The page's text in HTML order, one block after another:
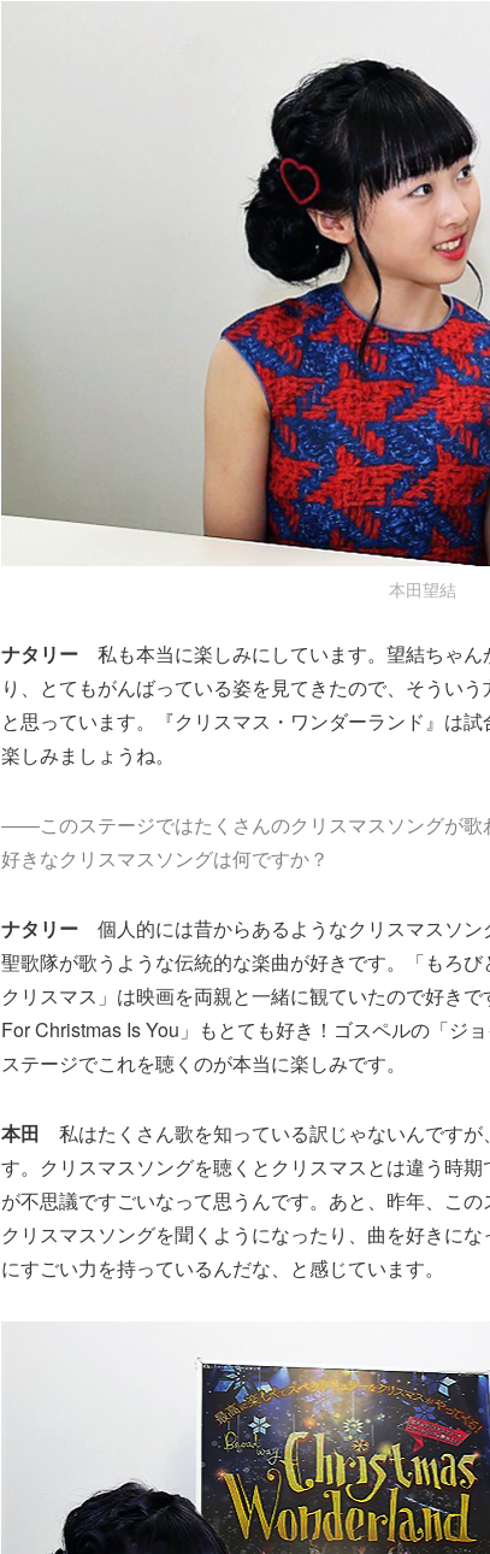
本田望結
ナタリー 私も本当に楽しみにしています。望結ちゃ
り、とてもがんばっている姿を見てきたので、そうい
と思っています。『クリスマス・ワンダーランド』は
楽しみましょうね。
――このステージではたくさんのクリスマスソングが歌
好きなクリスマスソングは何ですか？
ナタリー 個人的には昔からあるようなクリスマスソ
聖歌隊が歌うような伝統的な楽曲が好きです。「もろ
クリスマス」は映画を両親と一緒に観ていたので好き
For Christmas Is You」もとても好き！ゴスペルの「ジ
ステージでこれを聴くのが本当に楽しみです。
本田 私はたくさん歌を知っている訳じゃないんです
す。クリスマスソングを聴くとクリスマスとは違う時
が不思議ですごいなって思うんです。あと、昨年、この
クリスマスソングを聞くようになったり、曲を好きに
にすごい力を持っているんだな、と感じています。